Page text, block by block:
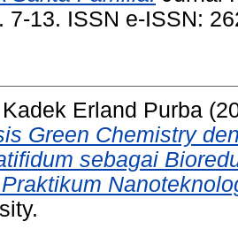
7-13. ISSN e-ISSN:
Erland Purba
Green Chemistry
sebagai